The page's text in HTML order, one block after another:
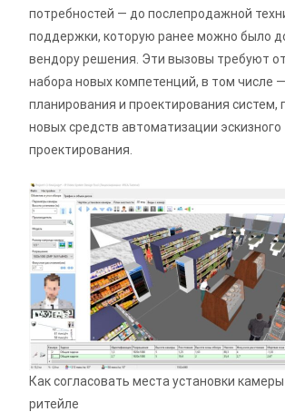
потребностей — до послепродажной
поддержки, которую ранее можно было
вендору решения. Эти вызовы требуют
набора новых компетенций, в том числе
планирования и проектирования систем,
новых средств автоматизации эскизного
проектирования.
Как согласовать места установки
ритейле